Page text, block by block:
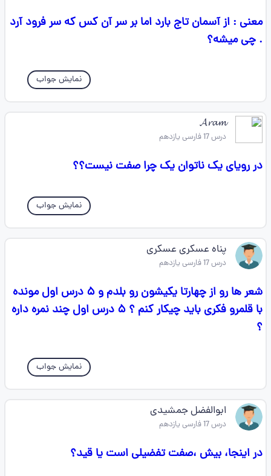
معنی : از آسمان تاج بارد اما بر سر آن کس که سر فرود آرد
. چی میشه؟
نمایش جواب
𝓐𝓻𝓪𝓶
درس 17 فارسی یازدهم
در رویای یک ناتوان یک چرا صفت نیست؟؟
نمایش جواب
پناه عسکری عسکری
درس 17 فارسی یازدهم
شعر ها رو از چهارتا یکیشون رو بلدم و ۵ درس اول مونده
با قلمرو فکری باید چیکار کنم ؟ ۵ درس اول چند نمره داره
؟
نمایش جواب
ابوالفضل جمشیدی
درس 17 فارسی یازدهم
در اینجا، بیش ،صفت تفضیلی است یا قید؟